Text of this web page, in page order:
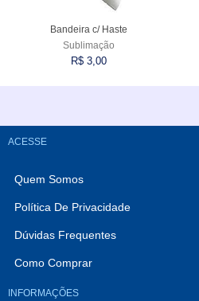
Bandeira c/ Haste
Sublimação
R$ 3,00
ACESSE
Quem Somos
Política De Privacidade
Dúvidas Frequentes
Como Comprar
INFORMAÇÕES